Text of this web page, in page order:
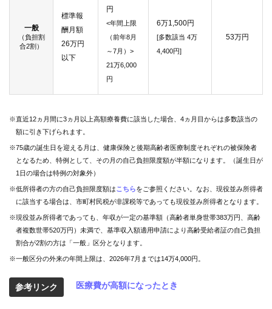
一般
（負担割
合2割）
標準報
酬月額
26万円
以下
円
<年間上限
（前年8月
～7月）>
21万6,000
円
6万1,500円
[多数該当 4万
4,400円]
53万円
※直近12ヵ月間に3ヵ月以上高額療養費に該当した場合、4ヵ月目からは多数該当の
額に引き下げられます。
※75歳の誕生日を迎える月は、健康保険と後期高齢者医療制度それぞれの被保険者
となるため、特例として、その月の自己負担限度額が半額になります。（誕生日が
1日の場合は特例の対象外）
※低所得者の方の自己負担限度額はこちらをご参照ください。なお、現役並み所得者
に該当する場合は、市町村民税が非課税等であっても現役並み所得者となります。
※現役並み所得者であっても、年収が一定の基準額（高齢者単身世帯383万円、高齢
者複数世帯520万円）未満で、基準収入額適用申請により高齢受給者証の自己負担
割合が2割の方は「一般」区分となります。
※一般区分の外来の年間上限は、2026年7月までは14万4,000円。
参考リンク 医療費が高額になったとき